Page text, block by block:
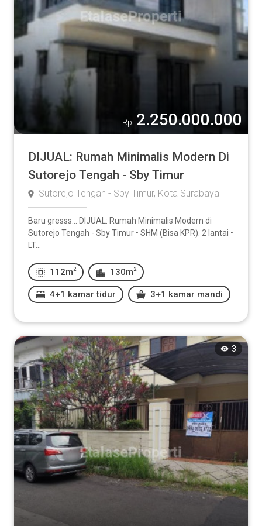
Rp 2.250.000.000
DIJUAL: Rumah Minimalis Modern Di
Sutorejo Tengah - Sby Timur
Sutorejo Tengah - Sby Timur, Kota Surabaya
Baru gresss... DIJUAL: Rumah Minimalis Modern di
Sutorejo Tengah - Sby Timur • SHM (Bisa KPR). 2 lantai •
LT...
112m 2 130m 2
4+1 kamar tidur 3+1 kamar mandi
3